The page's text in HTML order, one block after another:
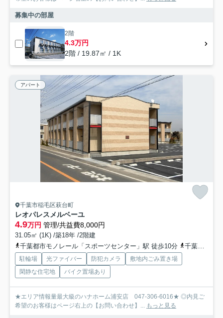
募集中の部屋
2階
4.3万円
2階 / 19.87㎡ / 1K
アパート
千葉市稲毛区萩台町
レオパレスメルベーユ
4.9万円 管理/共益費8,000円
31.05㎡ (1K) /築18年 /2階建
千葉都市モノレール「スポーツセンター」駅 徒歩10分
千葉都市モノレール「動物公園」駅 徒歩11分
駐輪場 光ファイバー 防犯カメラ
敷地内ごみ置き場
閑静な住宅地
バイク置場あり
★エリア情報量最大級のハナホーム浦安店 047-306-6016★ ◎内見ご
希望のお客様はページ右上の【お問い合わせ】... もっと見る